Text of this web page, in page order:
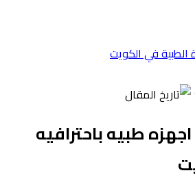
الطبية في الكويت
طبيه باحترافيه